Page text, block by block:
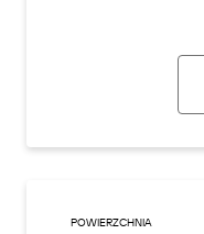
POWIERZCHNIA